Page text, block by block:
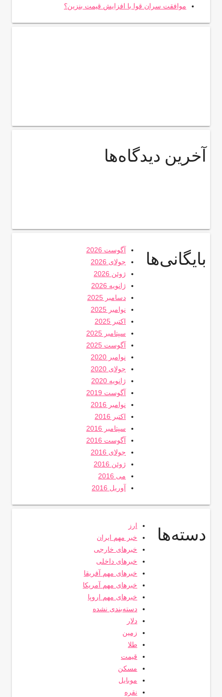
موافقت سران قوا با افزایش قیمت بنزین؟
آخرین دیدگاه‌ها
بایگانی‌ها
آگوست 2026
جولای 2026
ژوئن 2026
ژانویه 2026
دسامبر 2025
نوامبر 2025
اکتبر 2025
سپتامبر 2025
آگوست 2025
نوامبر 2020
جولای 2020
ژانویه 2020
آگوست 2019
نوامبر 2016
اکتبر 2016
سپتامبر 2016
آگوست 2016
جولای 2016
ژوئن 2016
می 2016
آوریل 2016
دسته‌ها
ارز
خبر مهم ایران
خبرهای خارجی
خبرهای داخلی
خبرهای مهم آفریقا
خبرهای مهم آمریکا
خبرهای مهم اروپا
دسته‌بندی نشده
دلار
زمین
طلا
قیمت
مسکن
موبایل
نقره